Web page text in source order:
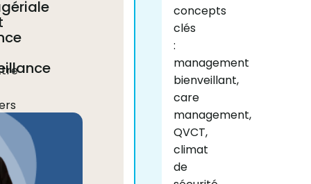
compte
nous
le FIPHFP.
concepts
clés
:
management
bienveillant,
care
management,
QVCT,
climat
de